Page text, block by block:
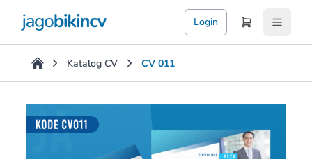
Login
Katalog CV CV 011